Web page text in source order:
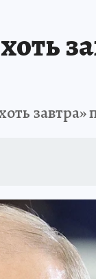
завтра»